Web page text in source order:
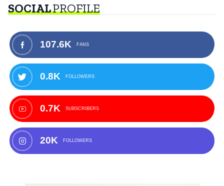
SOCIALPROFILE
107.6K FANS
0.8K FOLLOWERS
0.7K SUBSCRIBERS
20K FOLLOWERS